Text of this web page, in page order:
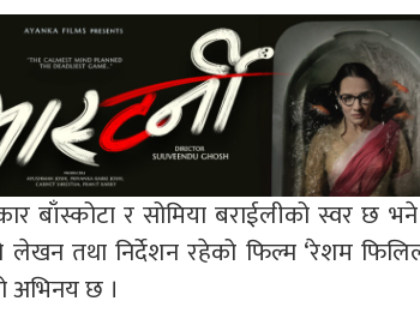
बाँस्कोटा र सोमिया बराईलीको स्वर छ
तथा निर्देशन रहेको फिल्म ‘रेशम
अभिनय छ ।